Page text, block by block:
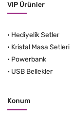
VIP Ürünler
• Hediyelik Setler
• Kristal Masa Setleri
• Powerbank
• USB Bellekler
Konum